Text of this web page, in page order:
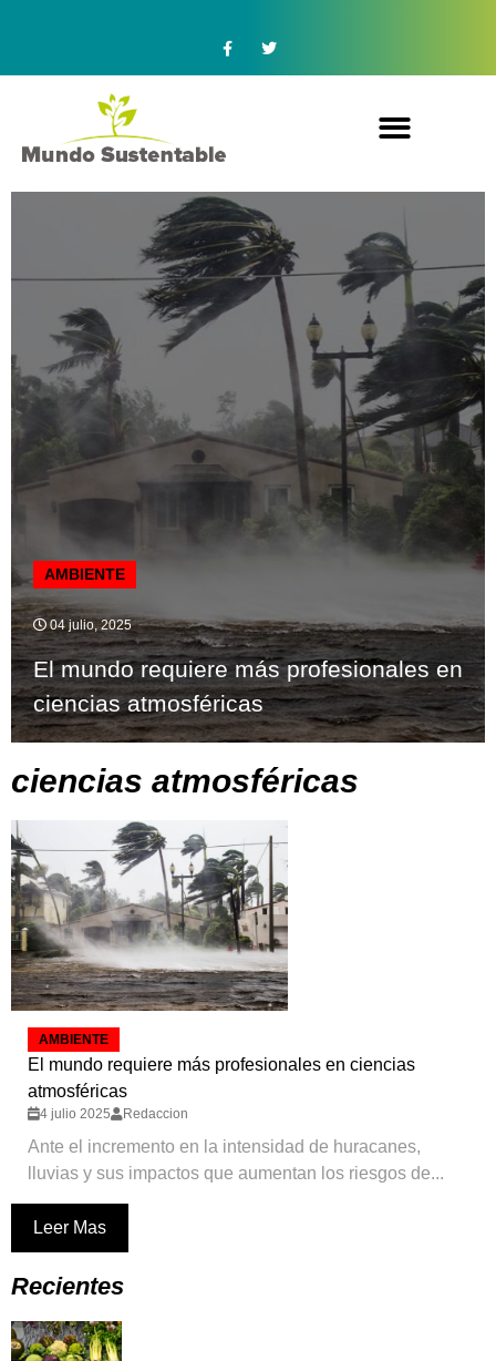
AMBIENTE
04 julio, 2025
El mundo requiere más profesionales en
ciencias atmosféricas
ciencias atmosféricas
AMBIENTE
El mundo requiere más profesionales en ciencias
atmosféricas
4 julio 2025 Redaccion
Ante el incremento en la intensidad de huracanes,
lluvias y sus impactos que aumentan los riesgos de...
Leer Mas
Recientes